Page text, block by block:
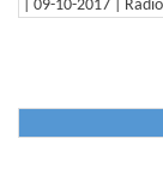
| 09-10-2017 |